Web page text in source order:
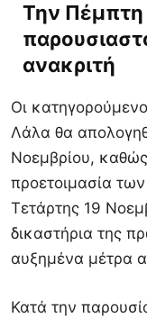
Την Πέμπτη
ανακριτή
Οι
Λάλα θα
Νοεμβρίου,
προετοιμασία
Τετάρτης 19
δικαστήρια της
αυξημένα μέτρα
Κατά την